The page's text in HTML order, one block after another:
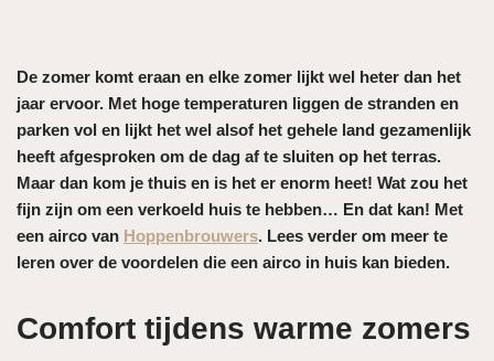
De zomer komt eraan en elke zomer lijkt wel heter dan het
jaar ervoor. Met hoge temperaturen liggen de stranden en
parken vol en lijkt het wel alsof het gehele land gezamenlijk
heeft afgesproken om de dag af te sluiten op het terras.
Maar dan kom je thuis en is het er enorm heet! Wat zou het
fijn zijn om een verkoeld huis te hebben… En dat kan! Met
een airco van Hoppenbrouwers. Lees verder om meer te
leren over de voordelen die een airco in huis kan bieden.
Comfort tijdens warme zomers